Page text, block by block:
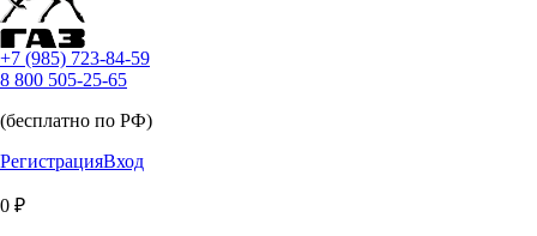
+7 (985) 723-84-59
8 800 505-25-65
(бесплатно по РФ)
РегистрацияВход
0 ₽